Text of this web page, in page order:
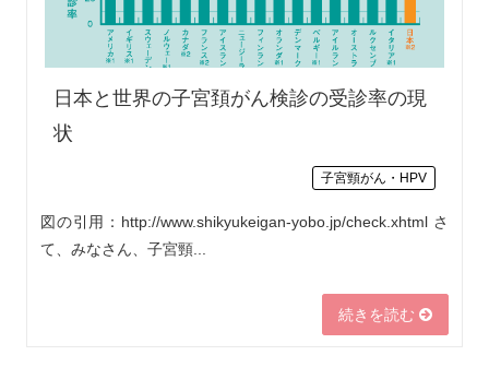
日本と世界の子宮頚がん検診の受診率の現
状
子宮頸がん・HPV
図の引用：http://www.shikyukeigan-yobo.jp/check.xhtml さ
て、みなさん、子宮頸...
続きを読む